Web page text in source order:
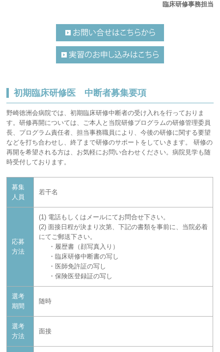
臨床研修事務担当
初期臨床研修医 中断者募集要項
野崎徳洲会病院では、初期臨床研修中断者の受け入れを行っておりま
す。研修再開については、ご本人と当院研修プログラムの研修管理委員
長、プログラム責任者、担当事務職員により、今後の研修に関する要望
などを打ち合わせし、終了まで研修のサポートをしていきます。 研修の
再開を希望される方は、お気軽にお問い合わせください。病院見学も随
時受付しております。
募集
人員
若干名
応募
方法
(1) 電話もしくはメールにてお問合せ下さい。
(2) 面接日程が決まり次第、下記の書類を事前に、当院必着
にてご郵送下さい。
・履歴書（顔写真入り）
・臨床研修中断書の写し
・医師免許証の写し
・保険医登録証の写し
選考
期間
随時
選考
方法
面接